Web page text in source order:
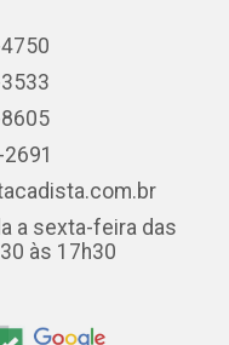
a sexta-feira das
às 17h30